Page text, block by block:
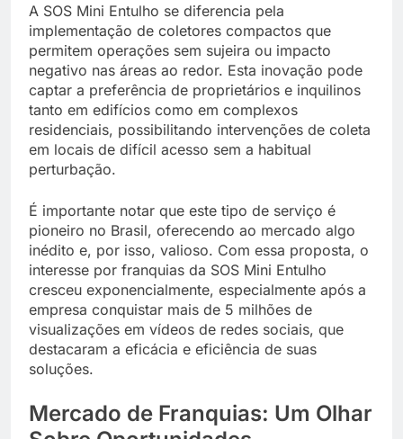
A SOS Mini Entulho se diferencia pela
implementação de coletores compactos que
permitem operações sem sujeira ou impacto
negativo nas áreas ao redor. Esta inovação pode
captar a preferência de proprietários e inquilinos
tanto em edifícios como em complexos
residenciais, possibilitando intervenções de coleta
em locais de difícil acesso sem a habitual
perturbação.
É importante notar que este tipo de serviço é
pioneiro no Brasil, oferecendo ao mercado algo
inédito e, por isso, valioso. Com essa proposta, o
interesse por franquias da SOS Mini Entulho
cresceu exponencialmente, especialmente após a
empresa conquistar mais de 5 milhões de
visualizações em vídeos de redes sociais, que
destacaram a eficácia e eficiência de suas
soluções.
Mercado de Franquias: Um Olhar